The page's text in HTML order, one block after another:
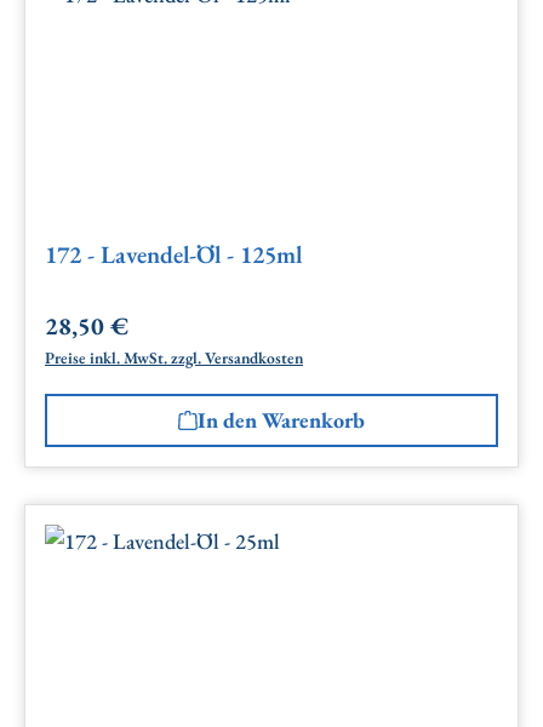
172 - Lavendel-Öl - 125ml
Regulärer Preis:
28,50 €
Preise inkl. MwSt. zzgl. Versandkosten
In den Warenkorb